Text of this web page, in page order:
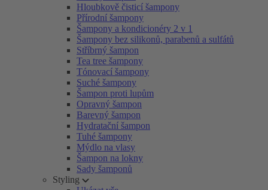
Hloubkově čisticí šampony
Přírodní šampony
Šampony a kondicionéry 2 v 1
Šampony bez silikonů, parabenů a sulfátů
Stříbrný šampon
Tea tree šampony
Tónovací šampony
Suché šampony
Šampon proti lupům
Opravný šampon
Barevný šampon
Hydratační šampon
Tuhé šampony
Mýdlo na vlasy
Šampon na lokny
Sady šamponů
Styling